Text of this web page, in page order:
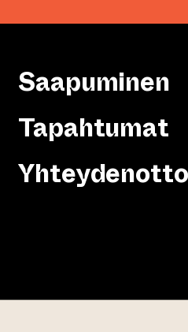
Saapuminen
Tapahtumat
Yhteydenotto